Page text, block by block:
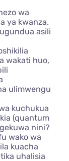
wa
ya kwanza.
asili
wakati huo,
ulimwengu
kuchukua
(quantum
nini?
wako wa
kuacha
uhalisia